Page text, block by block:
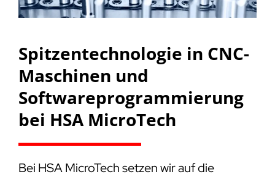
Spitzentechnologie in CNC-
Maschinen und
Softwareprogrammierung
bei HSA MicroTech
Bei HSA MicroTech setzen wir auf die